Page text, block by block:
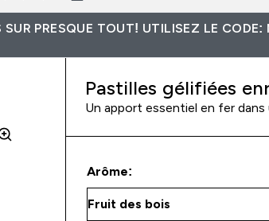
PRESQUE TOUT! UTILISEZ LE CODE:
Pastilles gélifiées
Un apport essentiel en fer
Arôme: